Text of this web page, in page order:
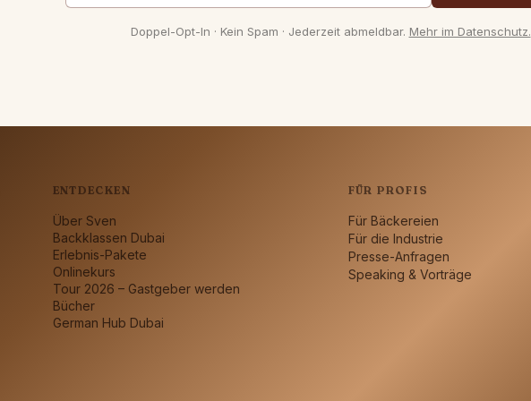
Doppel-Opt-In · Kein Spam · Jederzeit abmeldbar. Mehr im Datenschutz.
ENTDECKEN
Über Sven
Backklassen Dubai
Erlebnis-Pakete
Onlinekurs
Tour 2026 – Gastgeber werden
Bücher
German Hub Dubai
FÜR PROFIS
Für Bäckereien
Für die Industrie
Presse-Anfragen
Speaking & Vorträge